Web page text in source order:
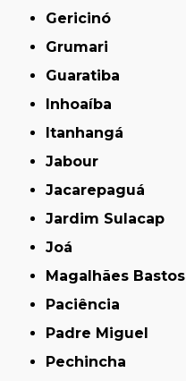
Gericinó
Grumari
Guaratiba
Inhoaíba
Itanhangá
Jabour
Jacarepaguá
Jardim Sulacap
Joá
Magalhães Bastos
Paciência
Padre Miguel
Pechincha